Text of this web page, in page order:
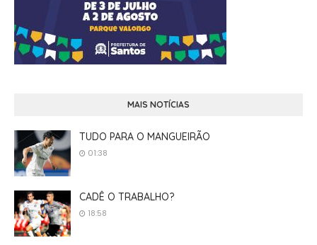
MAIS NOTÍCIAS
TUDO PARA O MANGUEIRÃO
01:38
CADÊ O TRABALHO?
18:58